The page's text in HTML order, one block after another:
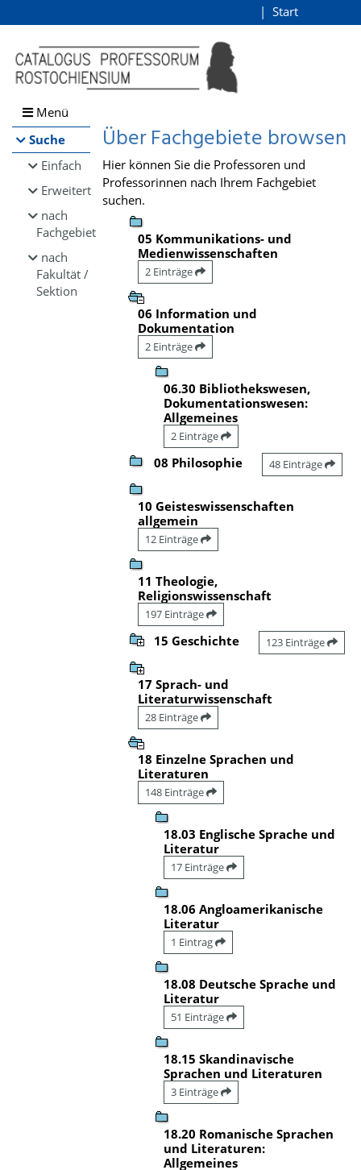
Browsen
direkt zum Inhalt
Start
Menü
Suche
Einfach
Erweitert
nach
Fachgebiet
nach
Fakultät /
Sektion
Über Fachgebiete browsen
Hier können Sie die Professoren und
Professorinnen nach Ihrem Fachgebiet
suchen.
05 Kommunikations- und
Medienwissenschaften
2 Einträge
06 Information und
Dokumentation
2 Einträge
06.30 Bibliothekswesen,
Dokumentationswesen:
Allgemeines
2 Einträge
08 Philosophie 48 Einträge
10 Geisteswissenschaften
allgemein
12 Einträge
11 Theologie,
Religionswissenschaft
197 Einträge
15 Geschichte 123 Einträge
17 Sprach- und
Literaturwissenschaft
28 Einträge
18 Einzelne Sprachen und
Literaturen
148 Einträge
18.03 Englische Sprache und
Literatur
17 Einträge
18.06 Angloamerikanische
Literatur
1 Eintrag
18.08 Deutsche Sprache und
Literatur
51 Einträge
18.15 Skandinavische
Sprachen und Literaturen
3 Einträge
18.20 Romanische Sprachen
und Literaturen:
Allgemeines